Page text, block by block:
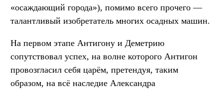
«осаждающий города»), помимо всего прочего —
талантливый изобретатель многих осадных машин.
На первом этапе Антигону и Деметрию
сопутствовал успех, на волне которого Антигон
провозгласил себя царём, претендуя, таким
образом, на всё наследие Александра